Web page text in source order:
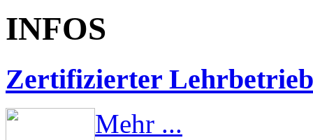
INFOS
Zertifizierter Lehrbetrieb
Mehr ...